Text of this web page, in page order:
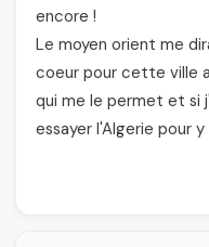
encore !
Le moyen orient me
coeur pour cette ville
qui me le permet et si
essayer l'Algerie pour